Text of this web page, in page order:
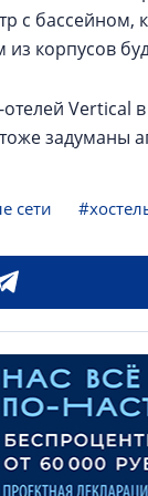
с
корпусов
отелей
задуманы
сети